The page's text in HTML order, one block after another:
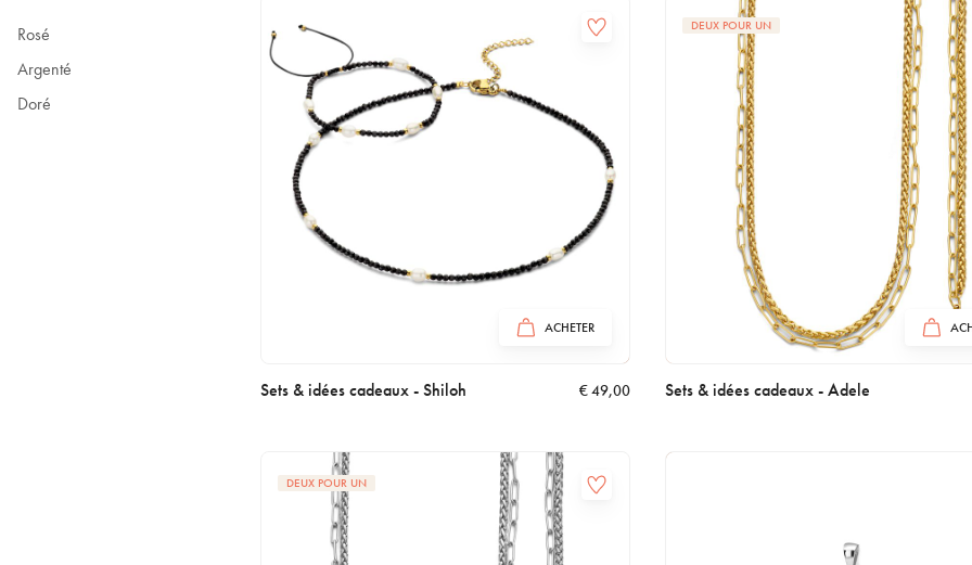
Rosé
Argenté
Doré
ACHETER
Sets & idées cadeaux - Shiloh €49,00
DEUX POUR UN
Sets & idées cadeaux - Adele
DEUX POUR UN